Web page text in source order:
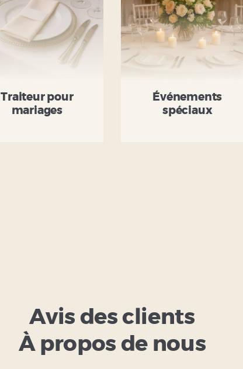
Traiteur pour
mariages
Événements
spéciaux
Avis des clients
À propos de nous